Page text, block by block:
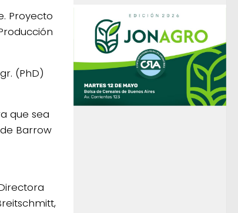
Proyecto
(PhD)
que sea
Barrow